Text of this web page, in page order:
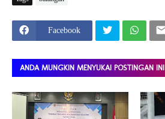
Facebook
ANDA MUNGKIN MENYUKAI POSTINGAN INI